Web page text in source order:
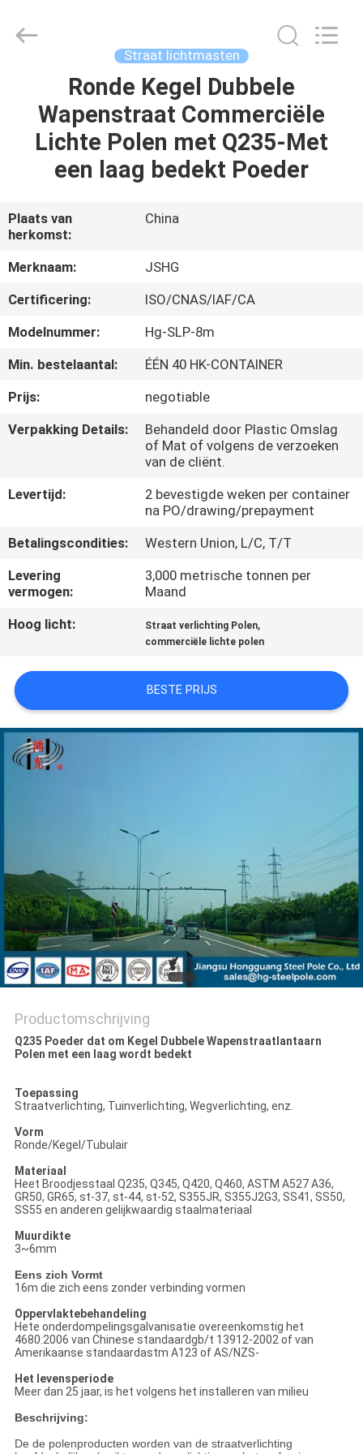
PRODUCTEN
VR-
SHOW
ONGEVEER
FABRIEKSREIS
KWALITEITSCONTROLE
CONTACTEER
ONS
NIEUWS
VERZOEK
CITAAT
SITEMAP
co.,ltd.
Straat lichtmasten
Ronde Kegel Dubbele
Wapenstraat Commerciële
Lichte Polen met Q235-Met
een laag bedekt Poeder
Plaats van
herkomst:
China
Merknaam:
JSHG
Certificering:
ISO/CNAS/IAF/CA
Modelnummer:
Hg-SLP-8m
Min. bestelaantal:
ÉÉN 40 HK-CONTAINER
Prijs:
negotiable
Verpakking Details:
Behandeld door Plastic Omslag
of Mat of volgens de verzoeken
van de cliënt.
Levertijd:
2 bevestigde weken per container
na PO/drawing/prepayment
Betalingscondities:
Western Union, L/C, T/T
Levering
vermogen:
3,000 metrische tonnen per
Maand
Hoog licht:
Straat verlichting Polen,
commerciële lichte polen
BESTE PRIJS
Productomschrijving
Q235 Poeder dat om Kegel Dubbele Wapenstraatlantaarn
Polen met een laag wordt bedekt
Toepassing
Straatverlichting, Tuinverlichting, Wegverlichting, enz.
Vorm
Ronde/Kegel/Tubulair
Materiaal
Heet Broodjesstaal Q235, Q345, Q420, Q460, ASTM A527 A36,
GR50, GR65, st-37, st-44, st-52, S355JR, S355J2G3, SS41, SS50,
SS55 en anderen gelijkwaardig staalmateriaal
Muurdikte
3~6mm
Eens zich Vormt
16m die zich eens zonder verbinding vormen
Oppervlaktebehandeling
Hete onderdompelingsgalvanisatie overeenkomstig het
4680:2006 van Chinese standaardgb/t 13912-2002 of van
Amerikaanse standaardastm A123 of AS/NZS-
Het levensperiode
Meer dan 25 jaar, is het volgens het installeren van milieu
Beschrijving:
De de polenproducten worden van de straatverlichting